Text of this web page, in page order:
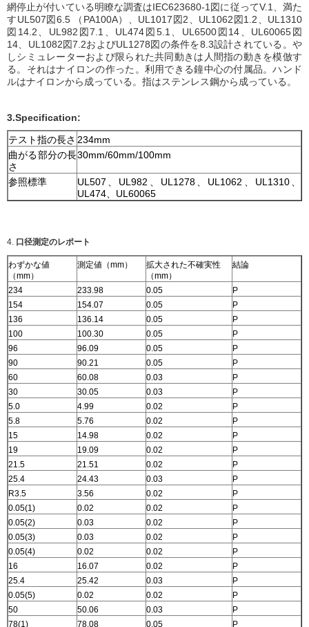
網停止が付いている明瞭な調査はIEC623680-1図に従ってV.1、満た
すUL507図6.5 （PA100A）、UL1017図2、UL1062図1.2、UL1310
図14.2、UL982図7.1、UL474図5.1、UL6500図14、UL60065図
14、UL1082図7.2およびUL1278図の条件を8.3設計されている。や
しシミュレーターおよび限られた共同動きは人間指の動きを模倣す
る。それはナイロンの作った。利用できる鐘中心の付属品。ハンド
ルはナイロンから成っている。指はステンレス鋼から成っている。
3.Specification:
テスト指の長さ 234mm
曲がる部分の長
さ
30mm/60mm/100mm
参照標準
UL507、UL982、UL1278、UL1062、UL1310、
UL474、UL60065
4. 口径測定のレポート
わずかな値
（mm）
測定値（mm）
拡大された不確実性
（mm）
結論
234 233.98 0.05
P
154
154.07 0.05
P
136
136.14 0.05
P
100
100.30 0.05
P
96
96.09 0.05
P
90
90.21 0.05
P
60
60.08 0.03
P
30
30.05 0.03
P
5.0
4.99 0.02
P
5.8
5.76 0.02
P
15
14.98 0.02
P
19
19.09 0.02
P
21.5
21.51 0.02
P
25.4
24.43 0.03
P
R3.5
3.56 0.02
P
0.05(1)
0.02 0.02
P
0.05(2)
0.03 0.02
P
0.05(3)
0.03 0.02
P
0.05(4)
0.02 0.02
P
16
16.07 0.02
P
25.4
25.42 0.03
P
0.05(5)
0.02 0.02
P
50
50.06 0.03
P
78(1)
78.08 0.05 P